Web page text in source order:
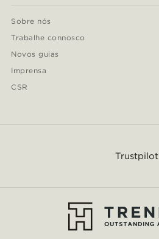
Sobre nós
Trabalhe connosco
Novos guias
Imprensa
CSR
Trustpilot